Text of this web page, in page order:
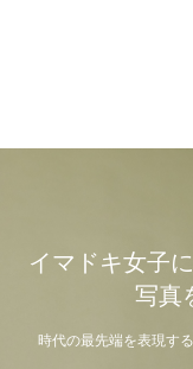
イマドキ女子
写真
時代の最先端を表現す